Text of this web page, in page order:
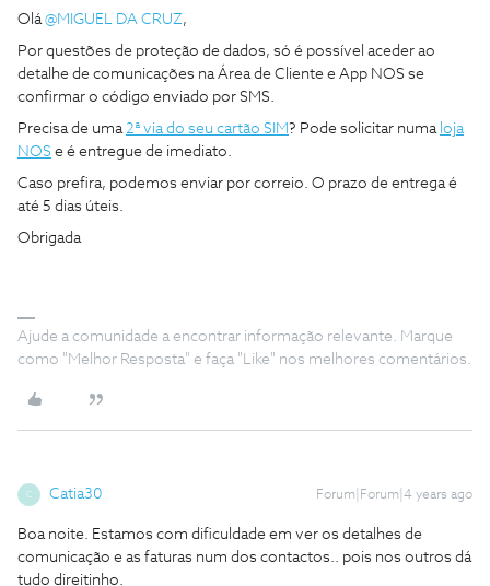
Olá@MIGUEL DA CRUZ,
Por questões de proteção de dados, só é possível aceder ao
detalhe de comunicações na Área de Cliente e App NOS se
confirmar o código enviado por SMS.
Precisa de uma2ª via do seu cartão SIM ? Pode solicitar numa loja
NOS e é entregue de imediato.
Caso prefira, podemos enviar por correio. O prazo de entrega é
até 5 dias úteis.
Obrigada
Ajude a comunidade a encontrar informação relevante. Marque
como "Melhor Resposta" e faça "Like" nos melhores comentários.
C Catia30 Forum|Forum|4 years ago
Boa noite. Estamos com dificuldade em ver os detalhes de
comunicação e as faturas num dos contactos.. pois nos outros dá
tudo direitinho.